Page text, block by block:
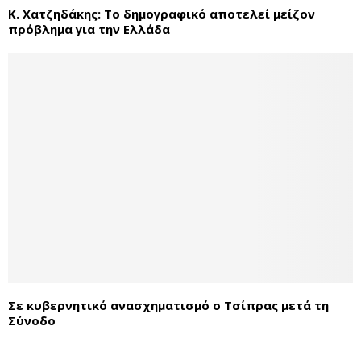
Κ. Χατζηδάκης: Το δημογραφικό αποτελεί μείζον
πρόβλημα για την Ελλάδα
Σε κυβερνητικό ανασχηματισμό ο Τσίπρας μετά τη
Σύνοδο